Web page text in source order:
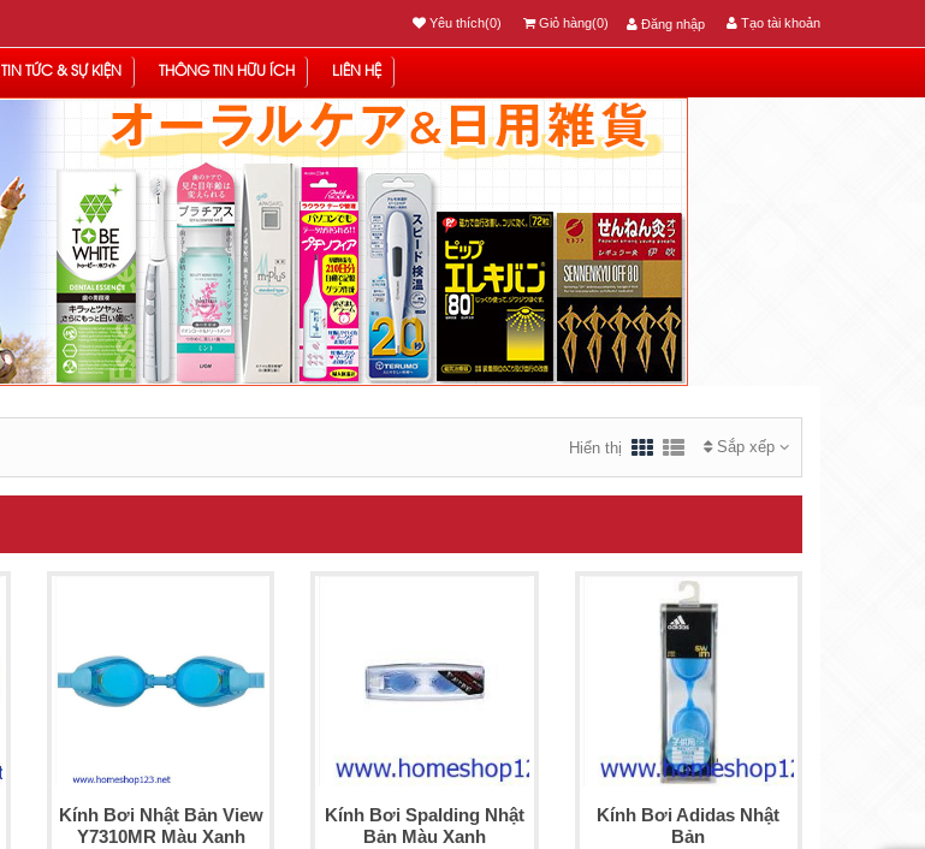
Đăng nhập Tạo tài khoản
Yêu thích(0) Giỏ hàng(0)
TIN TỨC & SỰ KIỆN THÔNG TIN HỮU ÍCH LIÊN HỆ
Sắp xếp
Hiển thị
Kính Bơi Nhật Bản View
Y7310MR Màu Xanh
Kính Bơi Spalding Nhật
Bản Màu Xanh
Kính Bơi Adidas Nhật
Bản